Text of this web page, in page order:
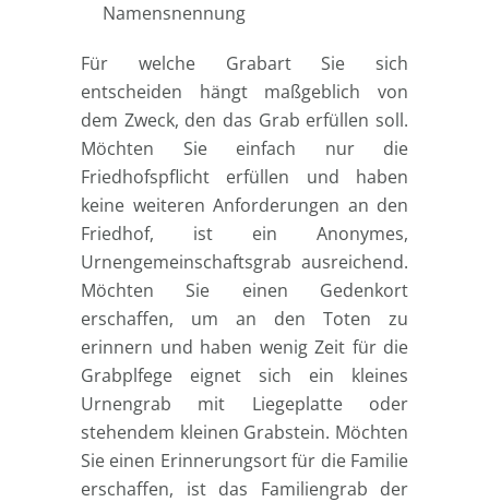
Namensnennung
Für welche Grabart Sie sich
entscheiden hängt maßgeblich von
dem Zweck, den das Grab erfüllen soll.
Möchten Sie einfach nur die
Friedhofspflicht erfüllen und haben
keine weiteren Anforderungen an den
Friedhof, ist ein Anonymes,
Urnengemeinschaftsgrab ausreichend.
Möchten Sie einen Gedenkort
erschaffen, um an den Toten zu
erinnern und haben wenig Zeit für die
Grabplfege eignet sich ein kleines
Urnengrab mit Liegeplatte oder
stehendem kleinen Grabstein. Möchten
Sie einen Erinnerungsort für die Familie
erschaffen, ist das Familiengrab der